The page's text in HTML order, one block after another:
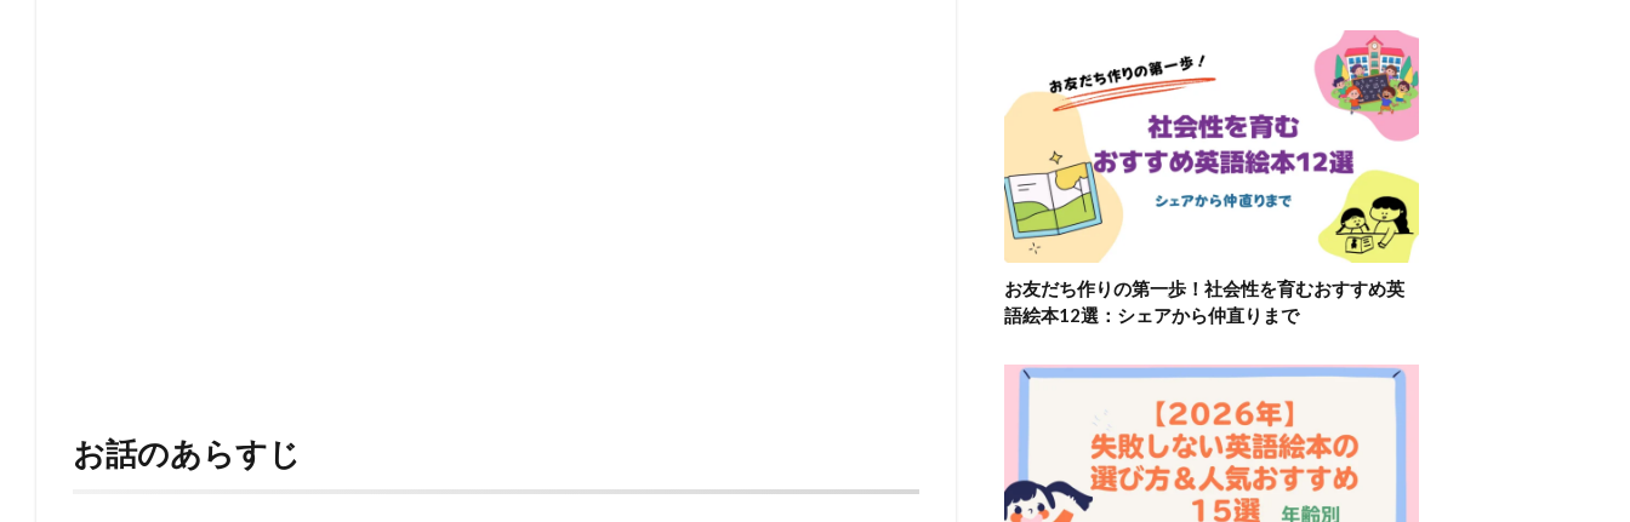
お話のあらすじ
お友だち作りの第一歩！社会性を育むおすすめ英
語絵本12選：シェアから仲直りまで